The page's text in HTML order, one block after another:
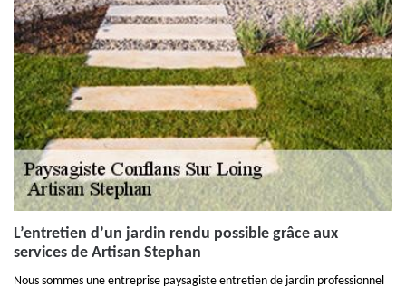
L’entretien d’un jardin rendu possible grâce aux
services de Artisan Stephan
Nous sommes une entreprise paysagiste entretien de jardin professionnel